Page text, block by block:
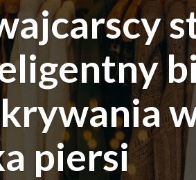
piersi